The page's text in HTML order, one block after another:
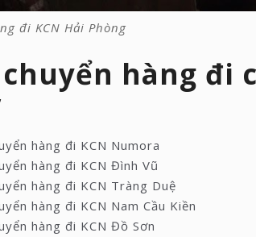
đi KCN Hải Phòng
hàng đi
hàng đi KCN Numora
hàng đi KCN Đình Vũ
hàng đi KCN Tràng Duệ
hàng đi KCN Nam Cầu Kiền
hàng đi KCN Đồ Sơn